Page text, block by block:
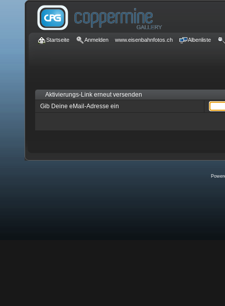
Startseite Anmelden www.eisenbahnfotos.ch Albenliste
Aktivierungs-Link erneut versenden
Gib Deine eMail-Adresse ein